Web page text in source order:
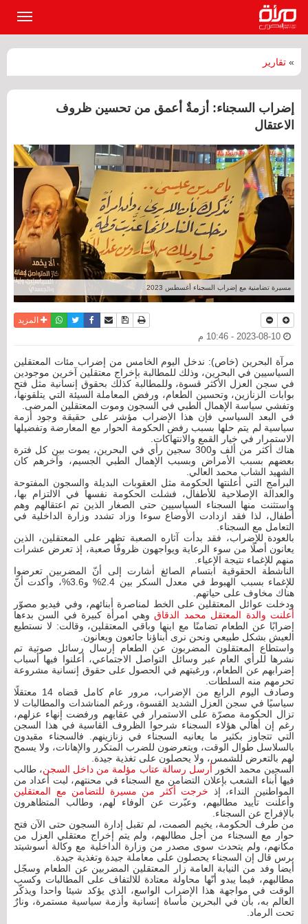
» تقارير
إضراب السجناء: أزمةٌ أعمق من تحسين ظروف
الاعتقال
مسيرة تضامنية مع إضراب السجناء أغسطس 2023
نسخة للطباعة
حفظ الموضوع
أرسل الى صديق
فيسبوكتويترواتسابالمزيد
مرآة البحرين (خاص): ندخل اليوم الخامس من إضراب مئات المعتقلين
السياسيين في البحرين، وذلك للمطالبة بإخراج معتقلين آخرين موجودين
في سجن العزل الأكثر قسوة، وللمطالبة كذلك بحقوق إنسانية مثل فتح
بوابات الزنازين، وتحسين الطعام، ورفض المعاملة السيئة التي يتلقونها،
وتفشي سياسة الإهمال الطبي في السجون وموت المعتقلين المرضى.
في البعد السياسي فإن هذا الإضراب مؤشر على حقيقة وجود أزمة
سياسية لم يتم حلها بسبب رفض الحكومة الحوار مع المعارضة وتفضيلها
الاستمرار في خيار القمع والانتهاكات.
هناك أكثر من ألف و300 سجين رأي في البحرين، يموت بين كل فترة
بعضهم بسبب الأمراض وبسبب الإهمال الطبي الجسيم، وآخرهم كان
الشهيد الشاب محمد العالي.
البرامج التي أعلنتها الحكومة مثل العقوبات البديلة والسجون المفتوحة
والعدالة الإصلاحية للأطفال، فشلت الحكومة نفسها في الالتزام بها،
واستثنت منها السجناء السياسيين حتى الصغار الذين تم اعتقالهم وهم
أطفال، لذا فقد ازدادت الأوضاع سوءا وزاد تشدد وزارة الداخلية في
التعامل مع السجناء.
بالعودة للإضراب، فقد بدأت آثاره الصعبة تظهر على المعتقلين، الذين
يعانون أصلًا من سوء الرعاية ويواجهون ظروفًا صعبة، إذ تعرض عشرات
منهم للإغماء نتيجة الإعياء.
الناشطة الحقوقية ابتسام الصائغ أشارت إلى أنّ المضربين تعرضوا
للإغماء بسبب الهبوط في معدل السكر بين 2.4% و3.6%، وأكدت أنّ
هناك مخاوف على حياتهم.
ودخلت عوائل المعتقلين على الخط لمناصرة أبنائهم، وفي فيديو مصوّر
أعلنت والدة المعتقل محمد الدقاقوهي امرأة كبيرة في السن بدءها
إضرابًا عن الطعام تضامنًا مع ابنها وباقي المعتقلين، وقالت: لا نستطيع
العيش بشكل طبيعي ونحن نرى أبناؤنا جائعون ويعانون.
واستطاع المعتقلون المضربون عن الطعام إرسال رسائل صوتية تم
نشرها للرأي العام عبر وسائل التواصل الاجتماعي، أعلنوا فيها أسباب
إضرابهم عن الطعام، ورغبتهم في الحصول على حقوق إنسانية مشروعة
تحرمهم منه السلطات.
وصادف اليوم الرابع من الإضراب، مرور عام كامل قضاه 14 معتقلًا
سياسيًا في سجن العزل الشديد القسوة، ورغم المناشدات والمطالبات لا
تزال الحكومة مصرّة على الاستمرار في عقابهم ورفضت إنهاء عزلهم،
رغم إن أهالي هؤلاء السجناء شرحوا الظروف القاسية في هذا السجن
التي تتجاوز بكثير ما يعانيه السجناء في زنازينهم. فالسجناء مقيدون
بالسلاسل طوال الوقت، ويتعرضون للضرب المتكرر والإهانات، ولا يسمح
لهم بالتعرض للشمس، ولا يحصلون على تغذية جيدة.
السجين محمد الخور أرسل رسالة عتاب مؤلمة من داخل السجن، طالب
فيها أبناء الشعب بإعلان التضامن مع السجناء في محنتهم، لبت أعداد من
المواطنين النداء، إذ خرجت أكثر من مسيرة للتضامن مع المعتقلين
وأعلنت تأييد مطالبهم، وعبّرت عن الوفاء لهم، وطالب المتظاهرون
بالإفراج عن السجناء.
من طرف الحكومة، يخيم الصمت، لم تقبل إدارة السجون حتى الآن فتح
حوار مع السجناء من أجل مطالبهم، ولم يتم إخراج معتقلي العزل من
مكانهم، ولم يتحدث سوى مصدر من وزارة الداخلية مع وكالة أسوشيتد
برس قال إن السجناء يحصلون على معاملة جيدة وتغذية جيدة.
أيضا وفد من النيابة العامة زار المعتقلين المضربين عن الطعام وسجّل
مطالبهم، فيما يبدو أنّها محاولة معتادة للالتفاف على المطالبات وكسب
الوقت في مواجهة هذا الإضراب الواسع، الذي يؤكد شيئا واحدا ويذكّر
العالم به، بأن في البحرين مأساة إنسانية وأزمة سياسية مستمرة، ونارٌ
تحت الرماد.